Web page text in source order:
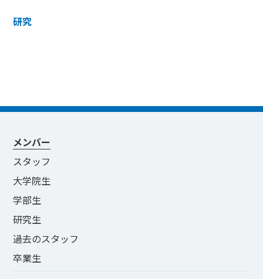
研究
メンバー
スタッフ
大学院生
学部生
研究生
過去のスタッフ
卒業生